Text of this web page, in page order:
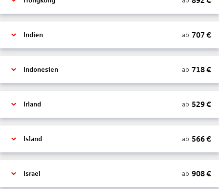
Indien ab 707 €
Indonesien ab 718€
Irland ab 529€
Island ab 566€
Israel ab 908€